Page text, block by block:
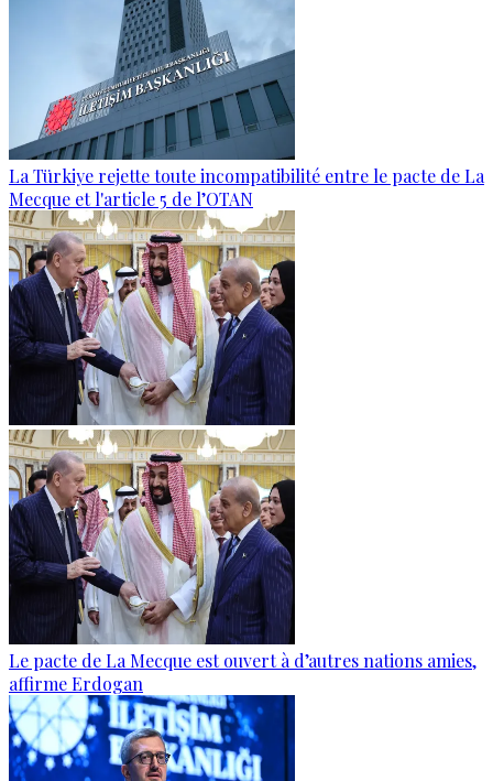
La Türkiye rejette toute incompatibilité entre le pacte de La
Mecque et l'article 5 de l’OTAN
Le pacte de La Mecque est ouvert à d’autres nations amies,
affirme Erdogan